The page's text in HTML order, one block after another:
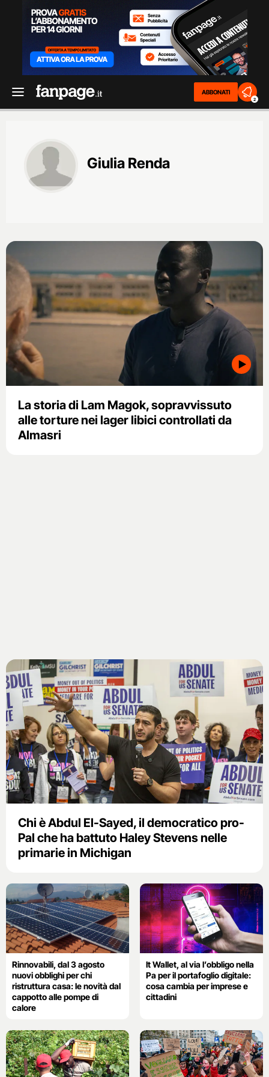
ABBONATI
2
Giulia Renda
La storia di Lam Magok, sopravvissuto
alle torture nei lager libici controllati da
Almasri
Chi è Abdul El-Sayed, il democratico pro-
Pal che ha battuto Haley Stevens nelle
primarie in Michigan
Rinnovabili, dal 3 agosto
nuovi obblighi per chi
ristruttura casa: le novità dal
cappotto alle pompe di
calore
It Wallet, al via l’obbligo nella
Pa per il portafoglio digitale:
cosa cambia per imprese e
cittadini